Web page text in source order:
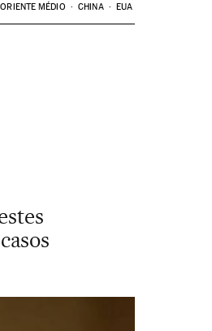
ORIENTE MÉDIO CHINA EUA